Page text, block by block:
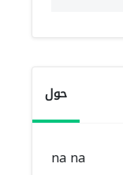
حول
na na